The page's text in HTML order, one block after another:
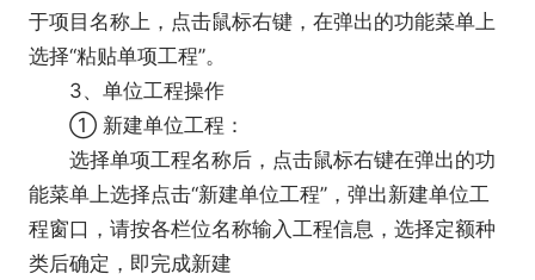
于项目名称上，点击鼠标右键，在弹出的功能菜单上
选择“粘贴单项工程”。
3、单位工程操作
① 新建单位工程：
选择单项工程名称后，点击鼠标右键在弹出的功
能菜单上选择点击“新建单位工程”，弹出新建单位工
程窗口，请按各栏位名称输入工程信息，选择定额种
类后确定，即完成新建